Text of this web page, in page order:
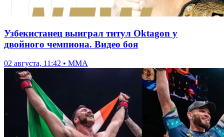
Узбекистанец выиграл титул Oktagon у
двойного чемпиона. Видео боя
02 августа, 11:42 • ММА